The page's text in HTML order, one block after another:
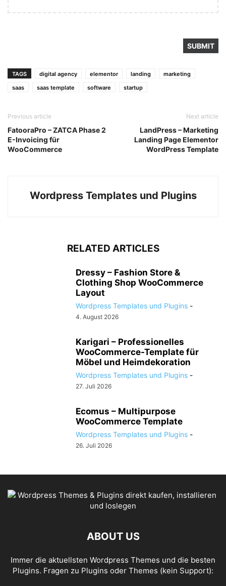
TAGS digital agency elementor landing
marketing
saas
saas template software startup
Previous article
FatooraPro – ZATCA Phase 2
E-Invoicing für
WooCommerce
Next article
LandPress – Marketing
Landing Page Elementor
WordPress Template
Wordpress Templates und Plugins
RELATED ARTICLES
Dressy – Fashion Store &
Clothing Shop WooCommerce
Layout
Wordpress Templates und Plugins -
4. August 2026
Karigari – Professionelles
WooCommerce-Template für
Möbel und Heimdekoration
Wordpress Templates und Plugins -
27. Juli 2026
Ecomus – Multipurpose
WooCommerce Template
Wordpress Templates und Plugins -
26. Juli 2026
ABOUT US
Immer die aktuellsten Wordpress Themes und die besten
Plugins. Fragen zu Plugins oder Themes (kein Support):